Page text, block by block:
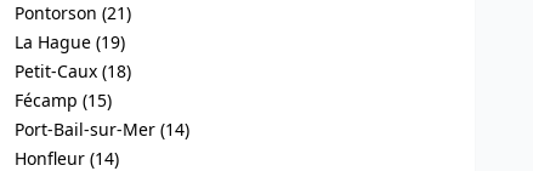
Pontorson (21)
La Hague (19)
Petit-Caux (18)
Fécamp (15)
Port-Bail-sur-Mer (14)
Honfleur (14)